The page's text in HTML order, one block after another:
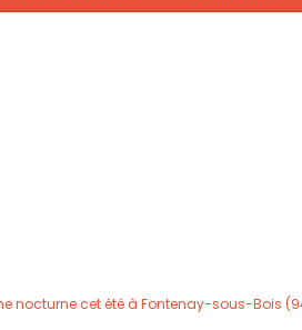
nocturne cet été à Fontenay-sous-Bois